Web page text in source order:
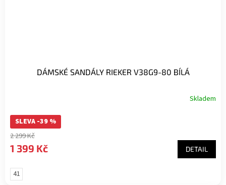
DÁMSKÉ SANDÁLY RIEKER V38G9-80 BÍLÁ
Skladem
SLEVA -39 %
2 299 Kč
1 399 Kč DETAIL
41